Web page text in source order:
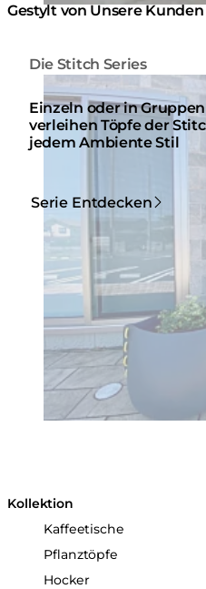
Die Stitch Series
Einzeln oder in
verleihen Töpfe der
jedem Ambiente Stil
Serie Entdecken
Gestylt von Unsere Kunden
Loading image...
Kollektion
Kaffeetische
Pflanztöpfe
Hocker